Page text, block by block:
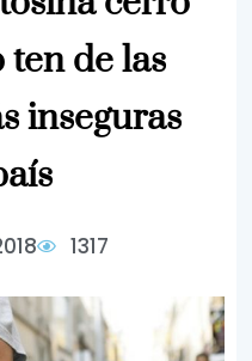
ten de las
inseguras
1317